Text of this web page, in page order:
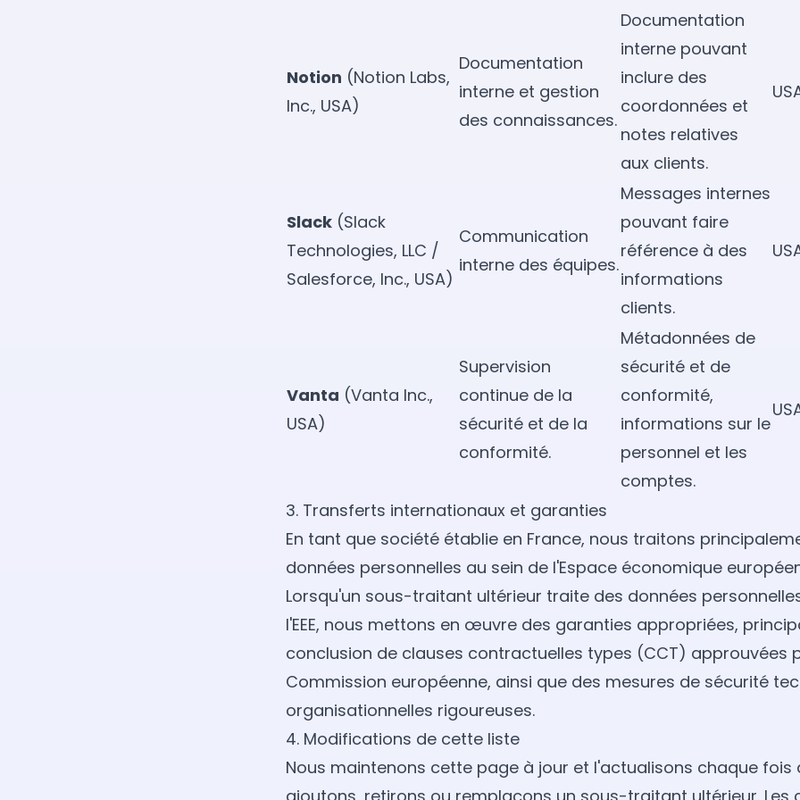
Notion (Notion Labs,
Inc., USA)
Documentation
interne et gestion
des connaissances.
Documentation
interne pouvant
inclure des
coordonnées et
notes relatives
aux clients.
Slack (Slack
Technologies, LLC /
Salesforce, Inc., USA)
Communication
interne des équipes.
Messages internes
pouvant faire
référence à des
informations
clients.
Vanta (Vanta Inc.,
USA)
Supervision
continue de la
sécurité et de la
conformité.
Métadonnées de
sécurité et de
conformité,
informations sur le
personnel et les
comptes.
3. Transferts internationaux et garanties
En tant que société établie en France, nous traitons
données personnelles au sein de l'Espace économique européen
Lorsqu'un sous-traitant ultérieur traite des données
l'EEE, nous mettons en œuvre des garanties appropriées,
conclusion de clauses contractuelles types (CCT) approuvées
Commission européenne, ainsi que des mesures de sécurité
organisationnelles rigoureuses.
4. Modifications de cette liste
Nous maintenons cette page à jour et l'actualisons chaque fois